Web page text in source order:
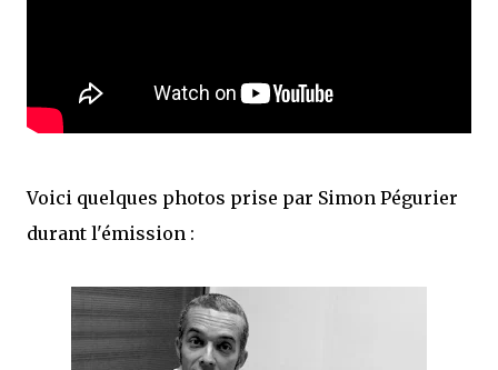
Voici quelques photos prise par Simon Pégurier
durant l'émission :